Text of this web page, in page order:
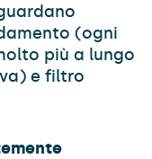
(ogni
più a lungo
e filtro